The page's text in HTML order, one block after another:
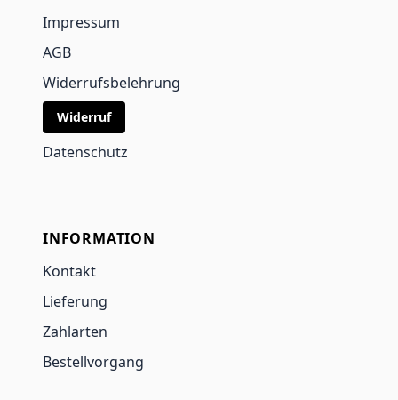
Impressum
AGB
Widerrufsbelehrung
Widerruf
Datenschutz
INFORMATION
Kontakt
Lieferung
Zahlarten
Bestellvorgang